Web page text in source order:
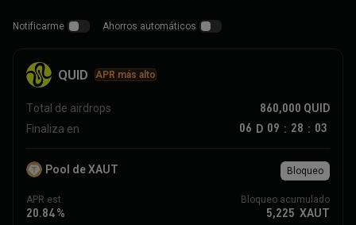
Notificarme Ahorros automáticos
QUID APR más alto
Total de airdrops 860,000 QUID
Finaliza en
06 D 09 : 28 : 03
Pool de XAUT
APR est.
20.84%
Bloqueo acumulado
5,225 XAUT
Bloqueo